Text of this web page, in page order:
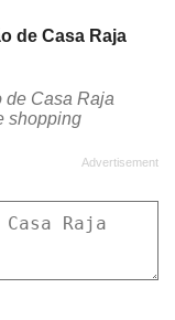
de Casa Raja
de Casa Raja
shopping